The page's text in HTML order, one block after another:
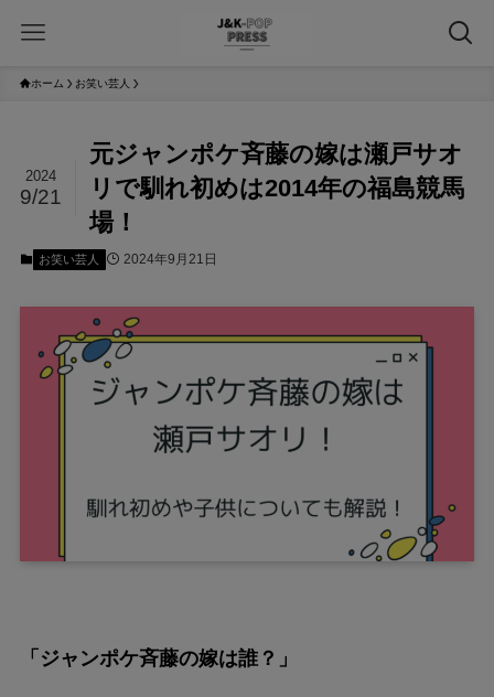
ホーム お笑い芸人
元ジャンポケ斉藤の嫁は瀬戸サオ
リで馴れ初めは2014年の福島競馬
場！
2024
9/21
お笑い芸人 2024年9月21日
「ジャンポケ斉藤の嫁は誰？」